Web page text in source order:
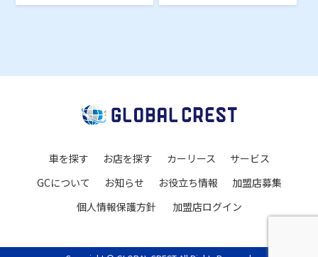
車を探す お店を探す カーリース
サービス
GCについて
お知らせ お役立ち情報
加盟店募集
個人情報保護方針
加盟店ログイン